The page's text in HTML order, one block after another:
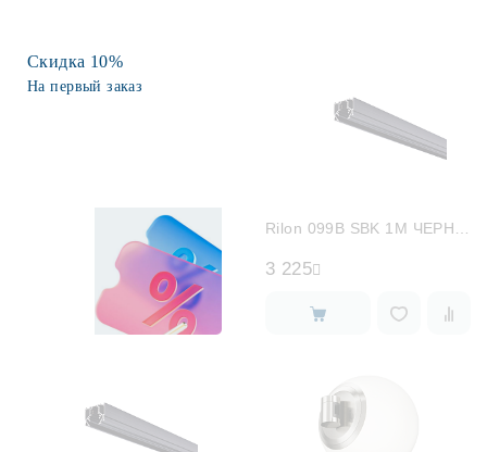
Акции
Скидка 10%
На первый заказ
3 225